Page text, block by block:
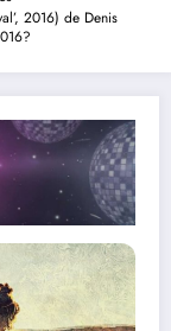
2016) de Denis